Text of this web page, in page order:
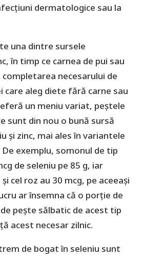
dermatologice sau la
una dintre sursele
în timp ce carnea de pui sau
necesarului de
care aleg diete fără carne sau
un meniu variat, peștele
sunt din nou o bună sursă
și zinc, mai ales în variantele
exemplu, somonul de tip
de seleniu pe 85 g, iar
cel roz au 30 mcg, pe aceeași
ar însemna că o porție de
pește sălbatic de acest tip
acest necesar zilnic.
de bogat în seleniu sunt